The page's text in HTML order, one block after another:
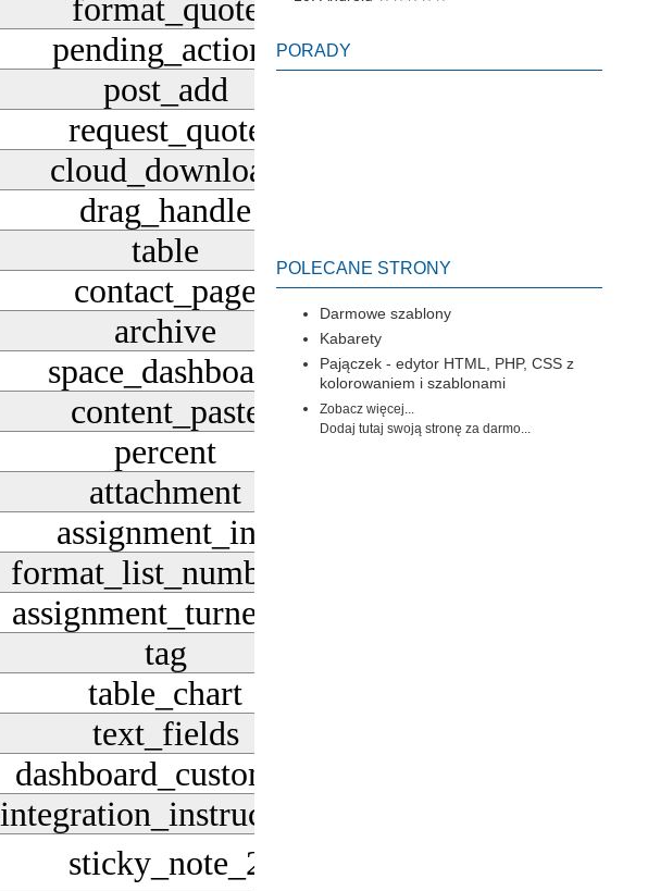
PORADY
POLECANE STRONY
Darmowe szablony
Kabarety
Pajączek - edytor HTML, PHP, CSS z
kolorowaniem i szablonami
Zobacz więcej...
Dodaj tutaj swoją stronę za darmo...
format_quote
pending_actions
post_add
request_quote
cloud_download
drag_handle
table
contact_page Pobierz
archive
space_dashboard Pobierz
content_paste
percent
attachment
assignment_ind
format_list_numbered
assignment_turned_in
tag
table_chart
text_fields
dashboard_customize
integration_instructions
sticky_note_2